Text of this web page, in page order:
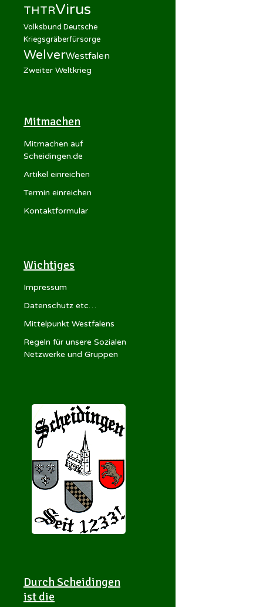
THTRVirus
Volksbund Deutsche
Kriegsgräberfürsorge
WelverWestfalen
Zweiter Weltkrieg
Mitmachen
Mitmachen auf
Scheidingen.de
Artikel einreichen
Termin einreichen
Kontaktformular
Wichtiges
Impressum
Datenschutz etc…
Mittelpunkt Westfalens
Regeln für unsere Sozialen
Netzwerke und Gruppen
Durch Scheidingen
ist die